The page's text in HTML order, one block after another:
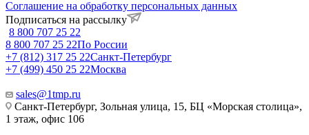
Соглашение на обработку персональных данных
Подписаться на рассылку
8 800 707 25 22
8 800 707 25 22По России
+7 (812) 317 25 22Санкт-Петербург
+7 (499) 450 25 22Москва
sales@1tmp.ru
Санкт-Петербург, Зольная улица, 15, БЦ «Морская столица»,
1 этаж, офис 106